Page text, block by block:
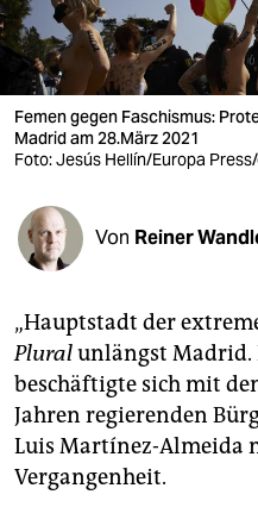
wahrheit
verlag
verlag
veranstaltungen
shop
fragen & hilfe
abo
genossenschaft
epaper login
Femen gegen Faschismus:
Madrid am 28.März 2021
Foto: Jesús Hellín/Europa
Von Reiner
„Hauptstadt der
Pluralunlängst Madrid.
beschäftigte sich mit
Jahren regierenden
Luis Martínez-Almeida
Vergangenheit.